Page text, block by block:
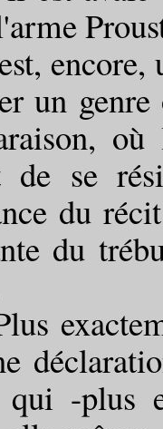
un
de se
du
du
qui -plus